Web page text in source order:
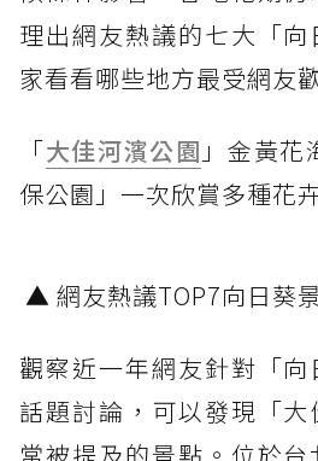
理出網友熱議的七大「
家看看哪些地方最受網友
「大佳河濱公園 」金黃花
保公園」一次欣賞多種花
▲ 網友熱議TOP7向日葵
觀察近一年網友針對「
話題討論，可以發現「